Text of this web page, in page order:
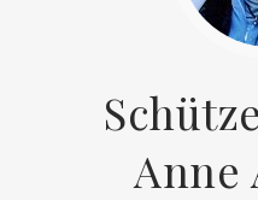
Anne